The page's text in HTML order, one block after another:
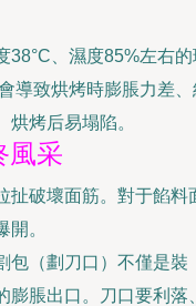
38°C、濕度85%左右的
導致烘烤時膨脹力差、
烤后易塌陷。
風采
扯破壞面筋。對于餡料
。
包（劃刀口）不僅是裝
膨脹出口。刀口要利落